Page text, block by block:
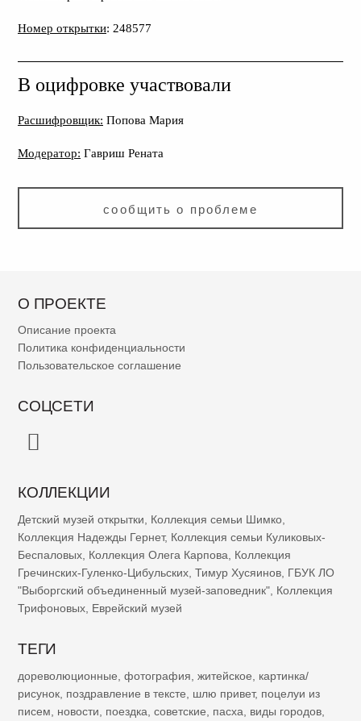
Номер открытки: 248577
В оцифровке участвовали
Расшифровщик: Попова Мария
Модератор: Гавриш Рената
сообщить о проблеме
О ПРОЕКТЕ
Описание проекта
Политика конфиденциальности
Пользовательское соглашение
СОЦСЕТИ
КОЛЛЕКЦИИ
Детский музей открытки Коллекция семьи Шимко
Коллекция Надежды Гернет, Коллекция семьи Куликовых-
Беспаловых Коллекция Олега Карпова
Коллекция
Гречинских-Гуленко-Цибульских Тимур Хусяинов ГБУК ЛО
"Выборгский объединенный музей-заповедник" Коллекция
Трифоновых Еврейский музей
ТЕГИ
дореволюционные фотография житейское
картинка/
рисунок поздравление в тексте шлю привет, поцелуи из
писем
новости поездка советские пасха виды городов